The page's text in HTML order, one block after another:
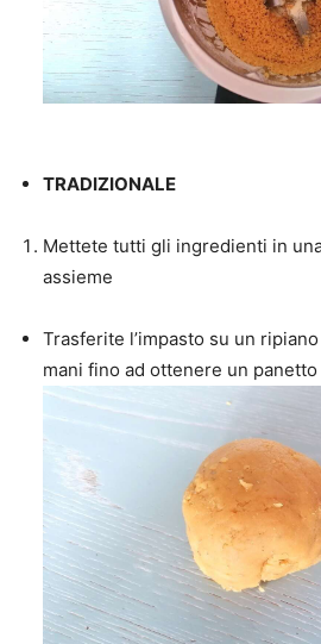
TRADIZIONALE
Mettete tutti gli ingredienti in
assieme
Trasferite l’impasto su un
mani fino ad ottenere un